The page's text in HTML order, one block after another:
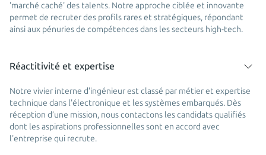
'marché caché' des talents. Notre approche ciblée et innovante
permet de recruter des profils rares et stratégiques, répondant
ainsi aux pénuries de compétences dans les secteurs high-tech.
Réactitivité et expertise
Notre vivier interne d'ingénieur est classé par métier et expertise
technique dans l'électronique et les systèmes embarqués. Dès
réception d’une mission, nous contactons les candidats qualifiés
dont les aspirations professionnelles sont en accord avec
l'entreprise qui recrute.